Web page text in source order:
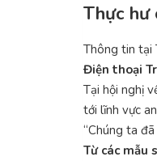
Thực hư
Thông tin tại
Điện thoại
Tại hội nghị
tới lĩnh vực
“Chúng ta
Từ các mẫu